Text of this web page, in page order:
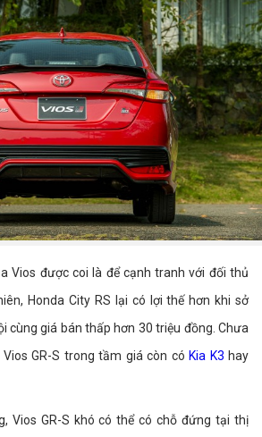
Vios được coi là để cạnh tranh với đối thủ
Honda City RS lại có lợi thế hơn khi sở
cùng giá bán thấp hơn 30 triệu đồng. Chưa
GR-S trong tầm giá còn có Kia K3 hay
Vios GR-S khó có thể có chỗ đứng tại thị